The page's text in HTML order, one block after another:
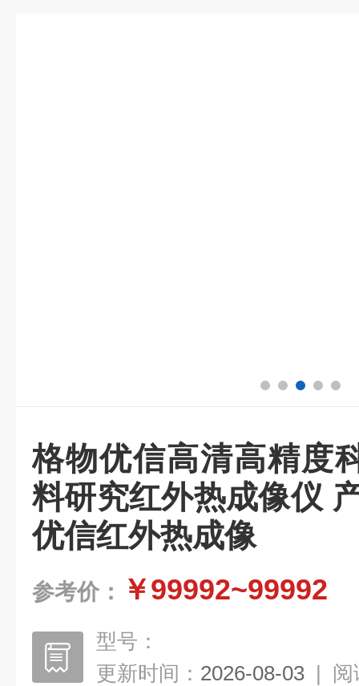
格物优信高清高精度
料研究红外热成像仪
优信红外热成像
参考价： ￥99992~99992
型号：
更新时间： 2026-08-03 | 阅